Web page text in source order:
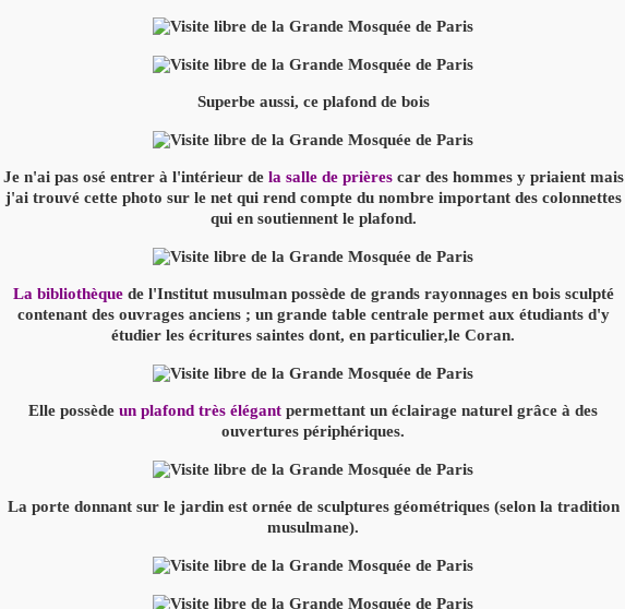
Superbe aussi, ce plafond de bois
Je n'ai pas osé entrer à l'intérieur de la salle de prièrescar des hommes y priaient mais
j'ai trouvé cette photo sur le net qui rend compte du nombre important des colonnettes
qui en soutiennent le plafond.
La bibliothèquede l'Institut musulman possède de grands rayonnages en bois sculpté
contenant des ouvrages anciens ; un grande table centrale permet aux étudiants d'y
étudier les écritures saintes dont, en particulier,le Coran.
Elle possède un plafond très élégant permettant un éclairage naturel grâce à des
ouvertures périphériques.
La porte donnant sur le jardin est ornée de sculptures géométriques (selon la tradition
musulmane).